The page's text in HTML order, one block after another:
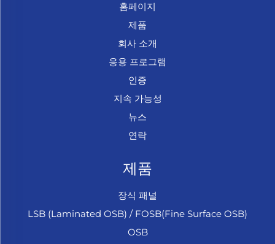
홈페이지
제품
회사 소개
응용 프로그램
인증
지속 가능성
뉴스
연락
제품
장식 패널
LSB (Laminated OSB) / FOSB(Fine Surface OSB)
OSB